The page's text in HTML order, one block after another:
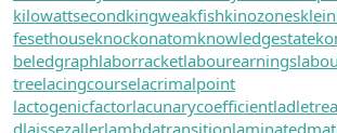
kilowattsecondkingweakfishkinozones
fesethouseknockonatomknowledgestate
beledgraphlaborracketlabourearnings
treelacingcourselacrimalpoint
lactogenicfactorlacunarycoefficient